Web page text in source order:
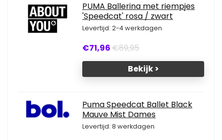
PUMA Ballerina met riempjes
'Speedcat' rosa / zwart
Levertijd: 2-4 werkdagen
€71,96€89,95
Bekijk >
Puma Speedcat Ballet Black
Mauve Mist Dames
Levertijd: 8 werkdagen